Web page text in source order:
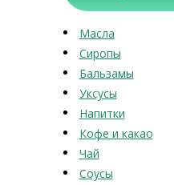
Масла
Сиропы
Бальзамы
Уксусы
Напитки
Кофе и какао
Чай
Соусы